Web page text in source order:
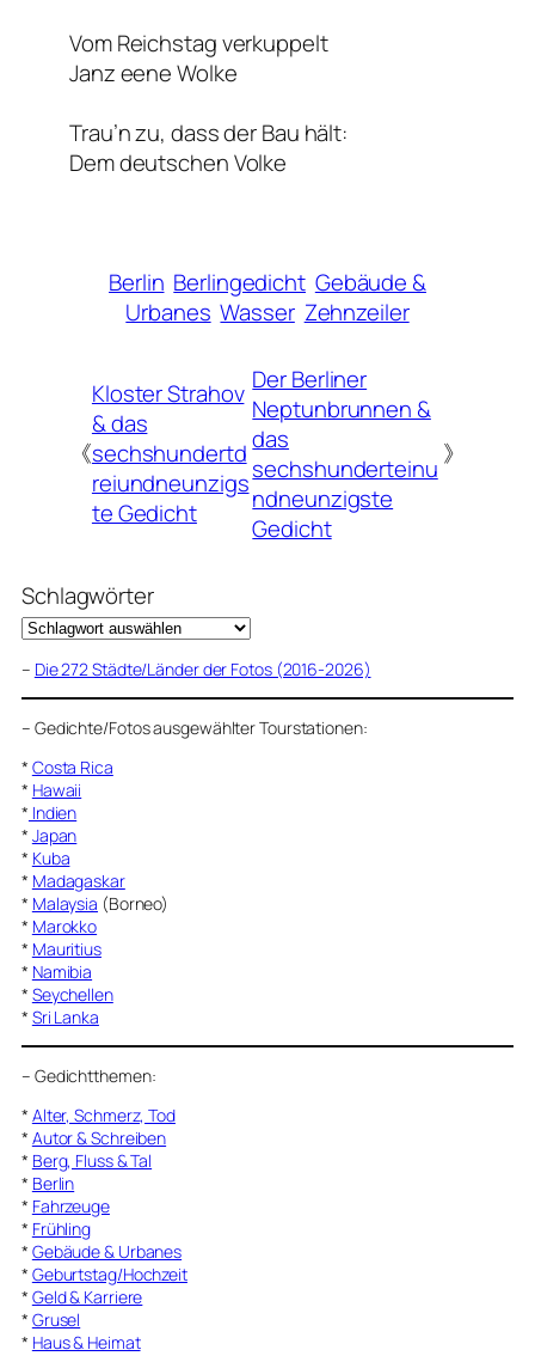
Vom Reichstag verkuppelt
Janz eene Wolke
Trau’n zu, dass der Bau hält:
Dem deutschen Volke
Berlin Berlingedicht Gebäude &
Urbanes Wasser Zehnzeiler
《
Kloster Strahov
& das
sechshundertd
reiundneunzigs
te Gedicht
Der Berliner
Neptunbrunnen &
das
sechshunderteinu
ndneunzigste
Gedicht
》
Schlagwörter
– Die 272 Städte/Länder der Fotos (2016-2026)
– Gedichte/Fotos ausgewählter Tourstationen:
* Costa Rica
* Hawaii
* Indien
* Japan
* Kuba
* Madagaskar
* Malaysia (Borneo)
* Marokko
* Mauritius
* Namibia
* Seychellen
* Sri Lanka
– Gedichtthemen:
* Alter, Schmerz, Tod
* Autor & Schreiben
* Berg, Fluss & Tal
* Berlin
* Fahrzeuge
* Frühling
* Gebäude & Urbanes
* Geburtstag/Hochzeit
* Geld & Karriere
* Grusel
* Haus & Heimat